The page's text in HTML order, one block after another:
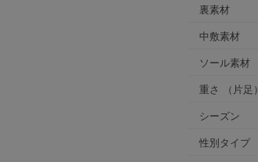
裏素材
中敷素材
ソール素材
重さ
（片足）
シーズン
性別タイプ